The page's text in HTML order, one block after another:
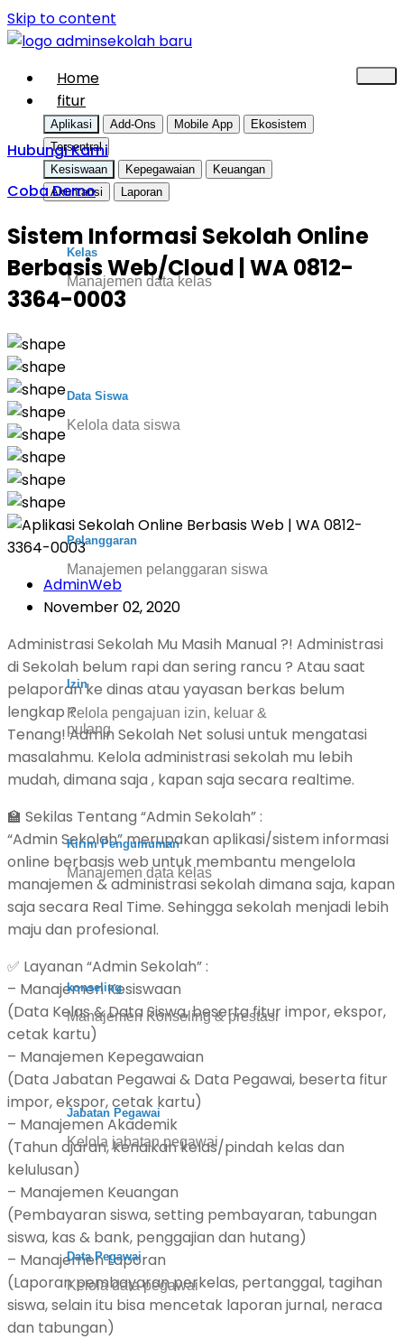
Skip to content
Home
fitur
Aplikasi Add-Ons Mobile App
Ekosistem
Tersentral
Kesiswaan
Kepegawaian
Keuangan
Akuntansi
Laporan
Kelas
Manajemen data kelas
Data Siswa
Kelola data siswa
Pelanggaran
Manajemen pelanggaran siswa
Izin
Kelola pengajuan izin, keluar &
pulang
Kirim Pengumuman
Manajemen data kelas
konseling
Manajemen Konseling & prestasi
Jabatan Pegawai
Kelola jabatan pegawai
Data Pegawai
Kelola data pegawai
Hubungi Kami
Coba Demo
Sistem Informasi Sekolah Online
Berbasis Web/Cloud | WA 0812-
3364-0003
AdminWeb
November 02, 2020
Administrasi Sekolah Mu Masih Manual ?! Administrasi
di Sekolah belum rapi dan sering rancu ? Atau saat
pelaporan ke dinas atau yayasan berkas belum
lengkap ?
Tenang! Admin Sekolah Net solusi untuk mengatasi
masalahmu. Kelola administrasi sekolah mu lebih
mudah, dimana saja , kapan saja secara realtime.
🏫 Sekilas Tentang “Admin Sekolah” :
“Admin Sekolah” merupakan aplikasi/sistem informasi
online berbasis web untuk membantu mengelola
manajemen & administrasi sekolah dimana saja, kapan
saja secara Real Time. Sehingga sekolah menjadi lebih
maju dan profesional.
✅ Layanan “Admin Sekolah” :
– Manajemen Kesiswaan
(Data Kelas & Data Siswa, beserta fitur impor, ekspor,
cetak kartu)
– Manajemen Kepegawaian
(Data Jabatan Pegawai & Data Pegawai, beserta fitur
impor, ekspor, cetak kartu)
– Manajemen Akademik
(Tahun ajaran, kenaikan kelas/pindah kelas dan
kelulusan)
– Manajemen Keuangan
(Pembayaran siswa, setting pembayaran, tabungan
siswa, kas & bank, penggajian dan hutang)
– Manajemen Laporan
(Laporan pembayaran perkelas, pertanggal, tagihan
siswa, selain itu bisa mencetak laporan jurnal, neraca
dan tabungan)